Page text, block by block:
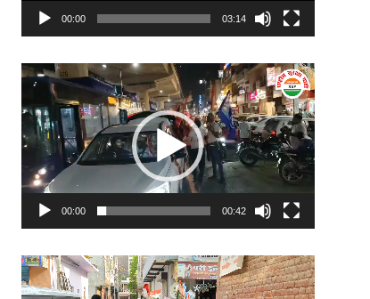
00:00 03:14
Video
Player
00:00 00:42
Video
Player